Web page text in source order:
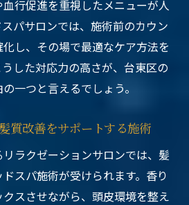
行促進を重視したメニューが人
パサロンでは、施術前のカウン
し、その場で最適なケア方法を
した対応力の高さが、台東区の
一つと言えるでしょう。
質改善をサポートする施術
ラクゼーションサロンでは、髪
スパ施術が受けられます。香り
スさせながら、頭皮環境を整え